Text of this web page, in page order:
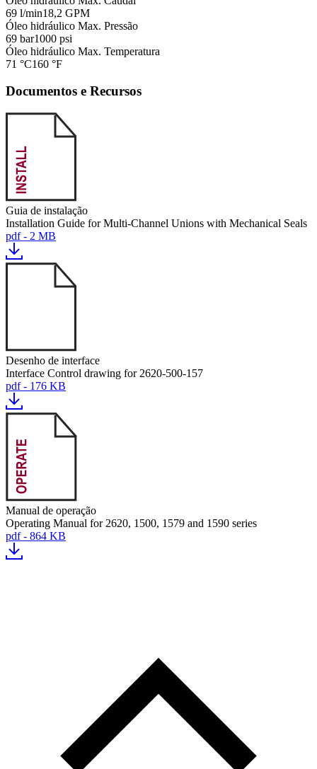
69 l/min18,2 GPM
Óleo hidráulico Max. Pressão
69 bar1000 psi
Óleo hidráulico Max. Temperatura
71 °C160 °F
Documentos e Recursos
Guia de instalação
Installation Guide for Multi-Channel Unions with Mechanical Seals
pdf - 2 MB
Desenho de interface
Interface Control drawing for 2620-500-157
pdf - 176 KB
Manual de operação
Operating Manual for 2620, 1500, 1579 and 1590 series
pdf - 864 KB